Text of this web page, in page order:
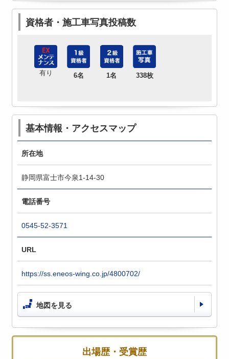
資格者・施工車写真投稿数
有り 6名 1名 338枚
基本情報・アクセスマップ
所在地
静岡県富士市今泉1-14-30
電話番号
0545-52-3571
URL
https://ss.eneos-wing.co.jp/4800702/
地図を見る
出場歴・受賞歴